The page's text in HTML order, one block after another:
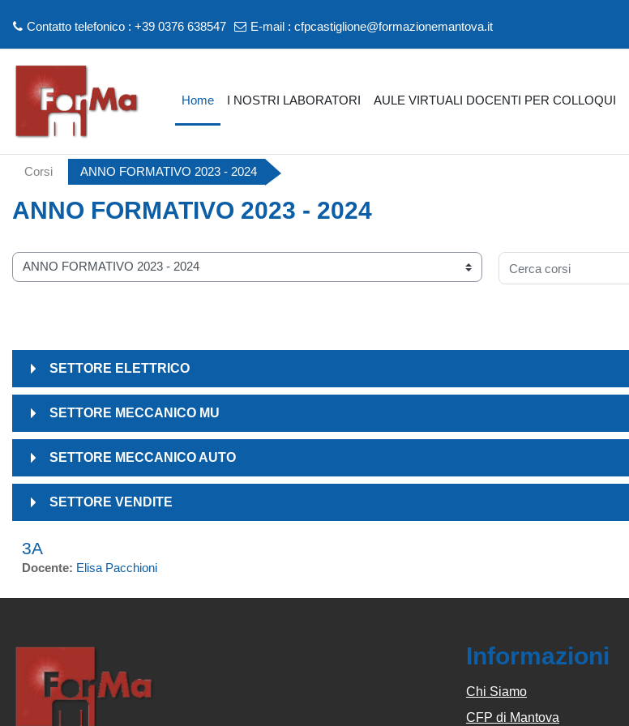
Contatto telefonico : +39 0376 638547 E-mail : cfpcastiglione@formazionemantova.it
Home I NOSTRI LABORATORI AULE VIRTUALI DOCENTI PER COLLOQUI
Corsi ANNO FORMATIVO 2023 - 2024
ANNO FORMATIVO 2023 - 2024
di corso
Cerca corsi
SETTORE ELETTRICO
SETTORE MECCANICO MU
SETTORE MECCANICO AUTO
SETTORE VENDITE
3A
Docente: Elisa Pacchioni
Informazioni
Chi Siamo
CFP di Mantova